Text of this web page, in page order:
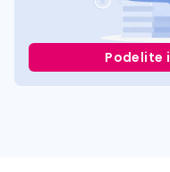
Podelite